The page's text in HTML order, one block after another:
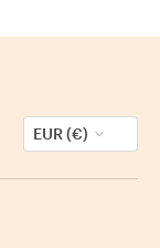
EUR (€)